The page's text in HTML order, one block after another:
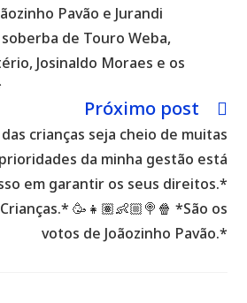
Pavão e Jurandi
de Touro Weba,
Josinaldo Moraes e os
Próximo post
crianças seja cheio de muitas
da minha gestão está
em garantir os seus direitos.*
🥳👧🏽👶🏼🍭🍿 *São os
votos de Joãozinho Pavão.*